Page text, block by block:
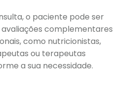
o paciente pode ser
complementares
como nutricionistas,
ou terapeutas
a sua necessidade.